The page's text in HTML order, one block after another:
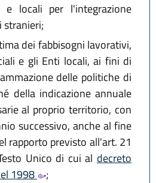
e locali per l'integrazione
stranieri;
dei fabbisogni lavorativi,
e gli Enti locali, ai fini di
delle politiche di
della indicazione annuale
al proprio territorio, con
successivo, anche al fine
rapporto previsto all'art. 21
Unico di cui al decreto
1998
;